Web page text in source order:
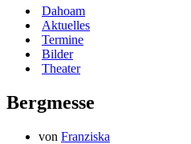
Dahoam
Aktuelles
Termine
Bilder
Theater
Bergmesse
von Franziska